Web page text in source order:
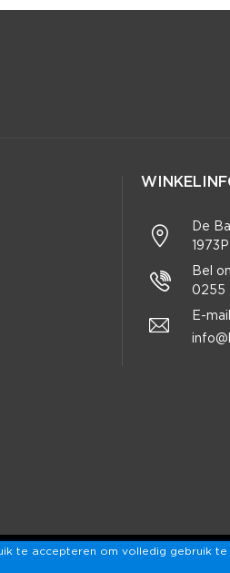
te accepteren om volledig gebruik te
De
Bel
0255
E-